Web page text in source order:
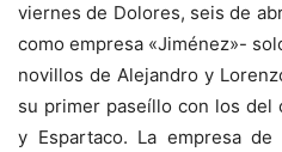
viernes de Dolores, seis de
como empresa «Jiménez»-
novillos de Alejandro y
su primer paseíllo con los del
y Espartaco. La empresa